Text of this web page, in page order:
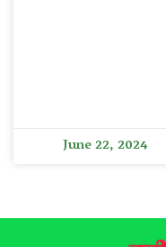
June 22, 2024